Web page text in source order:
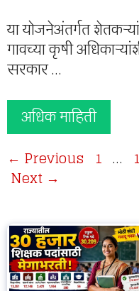
या योजनेअंतर्गत
गावच्या कृषी
सरकार …
अधिक माहिती
← Previous Page
1 …
Next →